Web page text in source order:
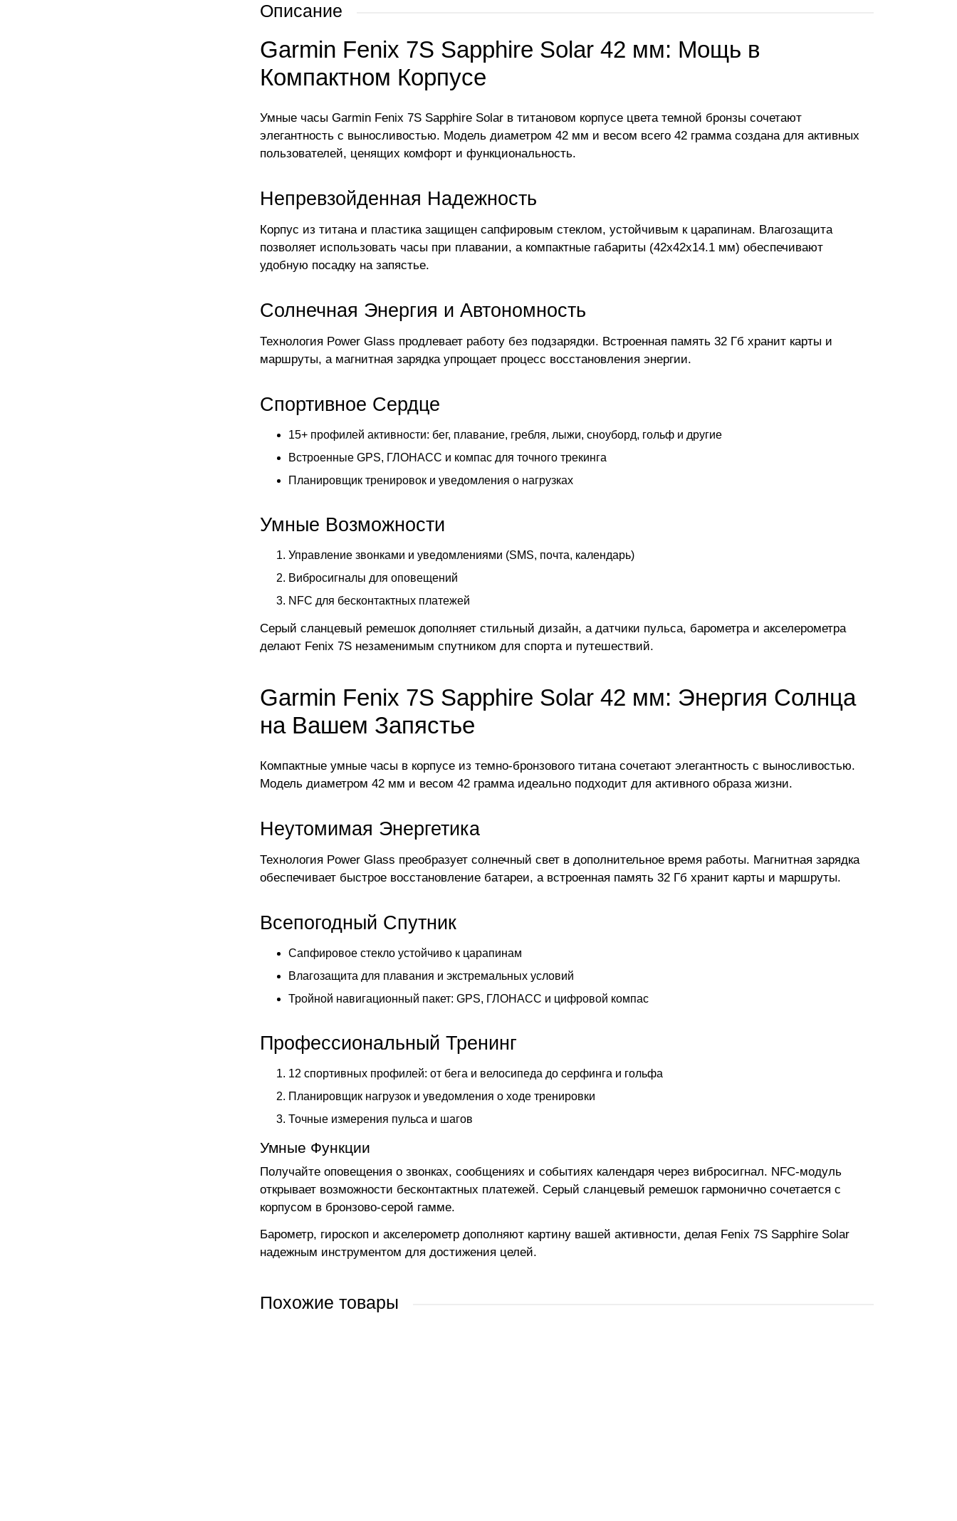
Описание
Garmin Fenix 7S Sapphire Solar 42 мм: Мощь в
Компактном Корпусе
Умные часы Garmin Fenix 7S Sapphire Solar в титановом корпусе цвета темной бронзы сочетают
элегантность с выносливостью. Модель диаметром 42 мм и весом всего 42 грамма создана для активных
пользователей, ценящих комфорт и функциональность.
Непревзойденная Надежность
Корпус из титана и пластика защищен сапфировым стеклом, устойчивым к царапинам. Влагозащита
позволяет использовать часы при плавании, а компактные габариты (42х42х14.1 мм) обеспечивают
удобную посадку на запястье.
Солнечная Энергия и Автономность
Технология Power Glass продлевает работу без подзарядки. Встроенная память 32 Гб хранит карты и
маршруты, а магнитная зарядка упрощает процесс восстановления энергии.
Спортивное Сердце
15+ профилей активности: бег, плавание, гребля, лыжи, сноуборд, гольф и другие
Встроенные GPS, ГЛОНАСС и компас для точного трекинга
Планировщик тренировок и уведомления о нагрузках
Умные Возможности
Управление звонками и уведомлениями (SMS, почта, календарь)
Вибросигналы для оповещений
NFC для бесконтактных платежей
Серый сланцевый ремешок дополняет стильный дизайн, а датчики пульса, барометра и акселерометра
делают Fenix 7S незаменимым спутником для спорта и путешествий.
Garmin Fenix 7S Sapphire Solar 42 мм: Энергия Солнца
на Вашем Запястье
Компактные умные часы в корпусе из темно-бронзового титана сочетают элегантность с выносливостью.
Модель диаметром 42 мм и весом 42 грамма идеально подходит для активного образа жизни.
Неутомимая Энергетика
Технология Power Glass преобразует солнечный свет в дополнительное время работы. Магнитная зарядка
обеспечивает быстрое восстановление батареи, а встроенная память 32 Гб хранит карты и маршруты.
Всепогодный Спутник
Сапфировое стекло устойчиво к царапинам
Влагозащита для плавания и экстремальных условий
Тройной навигационный пакет: GPS, ГЛОНАСС и цифровой компас
Профессиональный Тренинг
12 спортивных профилей: от бега и велосипеда до серфинга и гольфа
Планировщик нагрузок и уведомления о ходе тренировки
Точные измерения пульса и шагов
Умные Функции
Получайте оповещения о звонках, сообщениях и событиях календаря через вибросигнал. NFC-модуль
открывает возможности бесконтактных платежей. Серый сланцевый ремешок гармонично сочетается с
корпусом в бронзово-серой гамме.
Барометр, гироскоп и акселерометр дополняют картину вашей активности, делая Fenix 7S Sapphire Solar
надежным инструментом для достижения целей.
Похожие товары